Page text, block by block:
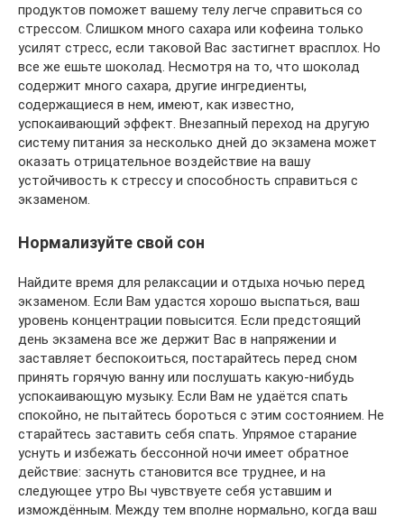
продуктов поможет вашему телу легче справиться со
стрессом. Слишком много сахара или кофеина только
усилят стресс, если таковой Вас застигнет врасплох. Но
все же ешьте шоколад. Несмотря на то, что шоколад
содержит много сахара, другие ингредиенты,
содержащиеся в нем, имеют, как известно,
успокаивающий эффект. Внезапный переход на другую
систему питания за несколько дней до экзамена может
оказать отрицательное воздействие на вашу
устойчивость к стрессу и способность справиться с
экзаменом.
Нормализуйте свой сон
Найдите время для релаксации и отдыха ночью перед
экзаменом. Если Вам удастся хорошо выспаться, ваш
уровень концентрации повысится. Если предстоящий
день экзамена все же держит Вас в напряжении и
заставляет беспокоиться, постарайтесь перед сном
принять горячую ванну или послушать какую-нибудь
успокаивающую музыку. Если Вам не удаётся спать
спокойно, не пытайтесь бороться с этим состоянием. Не
старайтесь заставить себя спать. Упрямое старание
уснуть и избежать бессонной ночи имеет обратное
действие: заснуть становится все труднее, и на
следующее утро Вы чувствуете себя уставшим и
измождённым. Между тем вполне нормально, когда ваш